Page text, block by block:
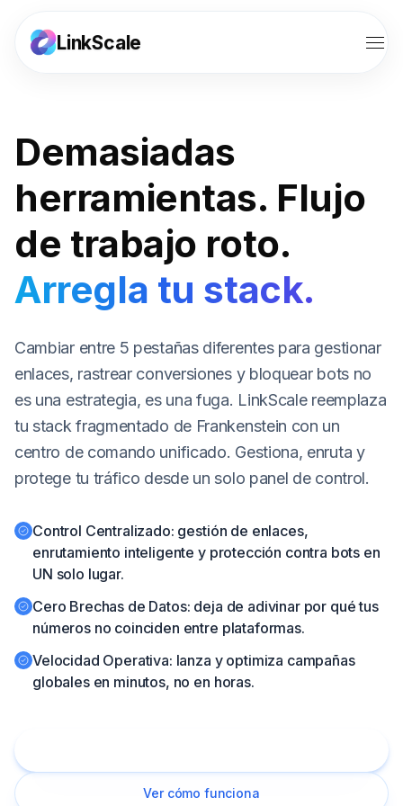
LinkScale
Soluciones
Herramientas
Recursos
Precios
Iniciar sesión
Empezar
🇪🇸
Demasiadas
herramientas. Flujo
de trabajo roto.
Arregla tu stack.
Cambiar entre 5 pestañas diferentes para gestionar
enlaces, rastrear conversiones y bloquear bots no
es una estrategia, es una fuga. LinkScale reemplaza
tu stack fragmentado de Frankenstein con un
centro de comando unificado. Gestiona, enruta y
protege tu tráfico desde un solo panel de control.
Control Centralizado: gestión de enlaces,
enrutamiento inteligente y protección contra bots en
UN solo lugar.
Cero Brechas de Datos: deja de adivinar por qué tus
números no coinciden entre plataformas.
Velocidad Operativa: lanza y optimiza campañas
globales en minutos, no en horas.
Ver cómo funciona